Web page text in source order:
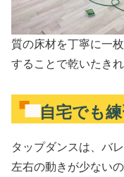
質の床材を丁寧に一
することで乾いたき
自宅でも
タップダンスは、バ
左右の動きが少ない